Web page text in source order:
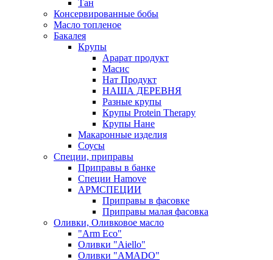
Тан
Консервированные бобы
Масло топленое
Бакалея
Крупы
Арарат продукт
Масис
Нат Продукт
НАША ДЕРЕВНЯ
Разные крупы
Крупы Protein Therapy
Крупы Нане
Макаронные изделия
Соусы
Специи, приправы
Приправы в банке
Специи Hamove
АРМСПЕЦИИ
Приправы в фасовке
Приправы малая фасовка
Оливки, Оливковое масло
"Arm Eco"
Оливки "Aiello"
Оливки "AMADO"